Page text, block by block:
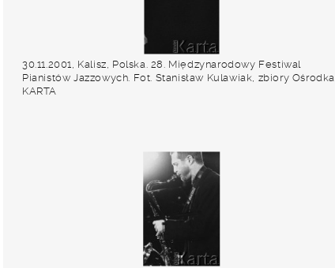
30.11.2001, Kalisz, Polska. 28. Międzynarodowy Festiwal
Pianistów Jazzowych. Fot. Stanisław Kulawiak, zbiory Ośrodka
KARTA